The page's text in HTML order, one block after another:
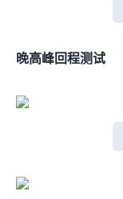
晚高峰IPV6回程测试